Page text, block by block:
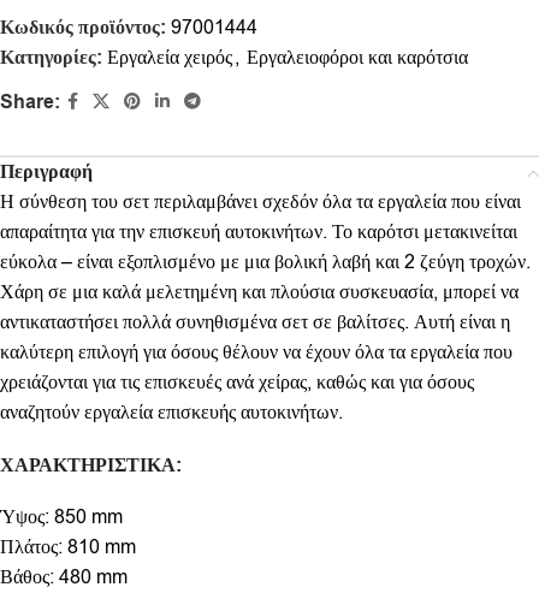
Κωδικός προϊόντος: 97001444
Κατηγορίες: Εργαλεία χειρός, Εργαλειοφόροι και καρότσια
Share:
Περιγραφή
Η σύνθεση του σετ περιλαμβάνει σχεδόν όλα τα εργαλεία που είναι
απαραίτητα για την επισκευή αυτοκινήτων. Το καρότσι μετακινείται
εύκολα – είναι εξοπλισμένο με μια βολική λαβή και 2 ζεύγη τροχών.
Χάρη σε μια καλά μελετημένη και πλούσια συσκευασία, μπορεί να
αντικαταστήσει πολλά συνηθισμένα σετ σε βαλίτσες. Αυτή είναι η
καλύτερη επιλογή για όσους θέλουν να έχουν όλα τα εργαλεία που
χρειάζονται για τις επισκευές ανά χείρας, καθώς και για όσους
αναζητούν εργαλεία επισκευής αυτοκινήτων.
ΧΑΡΑΚΤΗΡΙΣΤΙΚΑ:
Ύψος: 850 mm
Πλάτος: 810 mm
Βάθος: 480 mm